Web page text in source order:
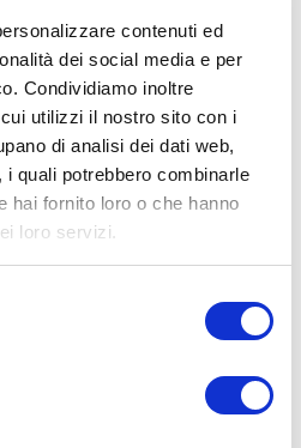
contenuti ed
dei social media e per
Condividiamo inoltre
utilizzi il nostro sito con i
di analisi dei dati web,
quali potrebbero combinarle
hai fornito loro o che hanno
loro servizi.